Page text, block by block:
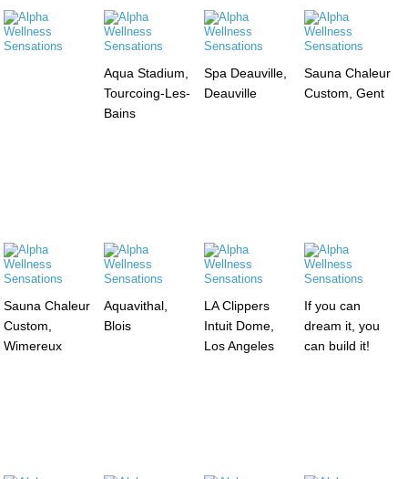
Aqua Stadium,
Tourcoing-Les-
Bains
Spa Deauville,
Deauville
Sauna Chaleur
Custom, Gent
Sauna Chaleur
Custom,
Wimereux
Aquavithal,
Blois
LA Clippers
Intuit Dome,
Los Angeles
If you can
dream it, you
can build it!